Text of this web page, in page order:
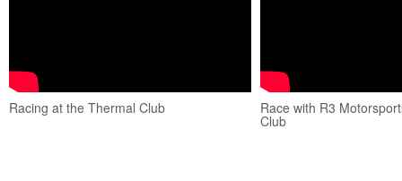
Racing at the Thermal Club Race with R3
Club